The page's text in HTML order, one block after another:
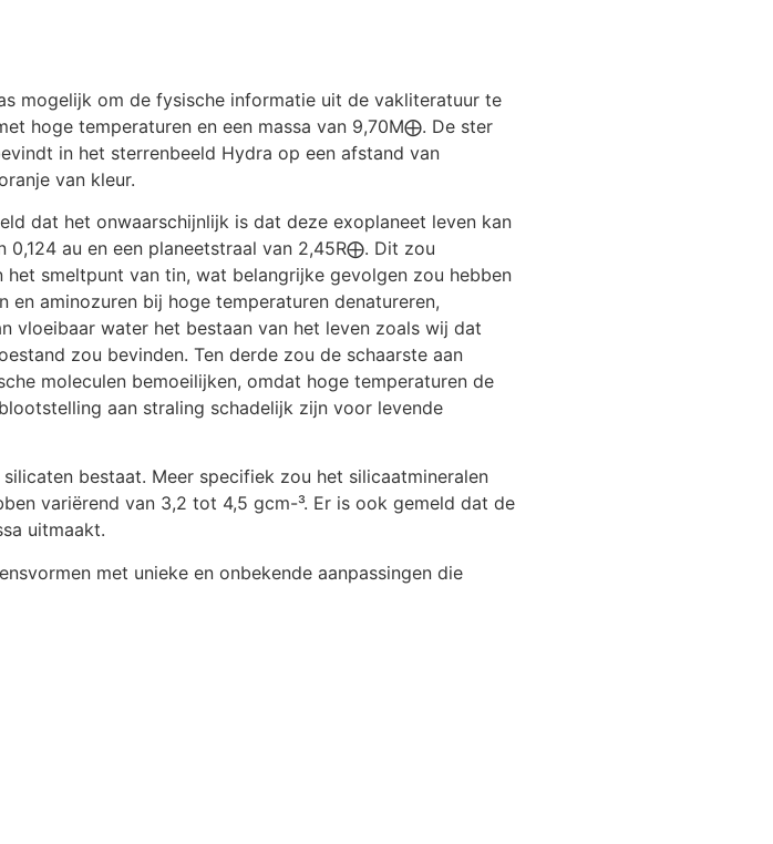
mogelijk om de fysische informatie uit de vakliteratuur te
hoge temperaturen en een massa van 9,70M⨁. De ster
in het sterrenbeeld Hydra op een afstand van
van kleur.
dat het onwaarschijnlijk is dat deze exoplaneet leven kan
au en een planeetstraal van 2,45R⨁. Dit zou
smeltpunt van tin, wat belangrijke gevolgen zou hebben
aminozuren bij hoge temperaturen denatureren,
vloeibaar water het bestaan van het leven zoals wij dat
zou bevinden. Ten derde zou de schaarste aan
moleculen bemoeilijken, omdat hoge temperaturen de
aan straling schadelijk zijn voor levende
bestaat. Meer specifiek zou het silicaatmineralen
variërend van 3,2 tot 4,5 gcm-³. Er is ook gemeld dat de
uitmaakt.
met unieke en onbekende aanpassingen die